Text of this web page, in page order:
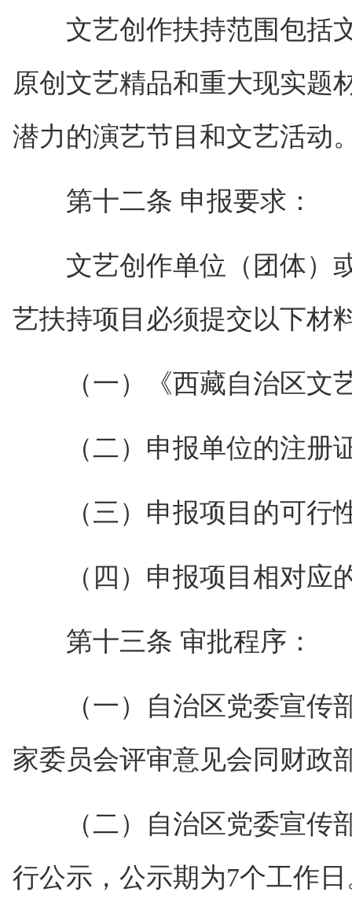
文艺创作扶持范围包括文
原创文艺精品和重大现实题
潜力的演艺节目和文艺活动
第十二条 申报要求：
文艺创作单位（团体）或
艺扶持项目必须提交以下材
（一）《西藏自治区文
（二）申报单位的注册
（三）申报项目的可行
（四）申报项目相对应
第十三条 审批程序：
（一）自治区党委宣传部
家委员会评审意见会同财政
（二）自治区党委宣传部
行公示，公示期为7个工作